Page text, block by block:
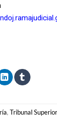
, Tribunal Superior